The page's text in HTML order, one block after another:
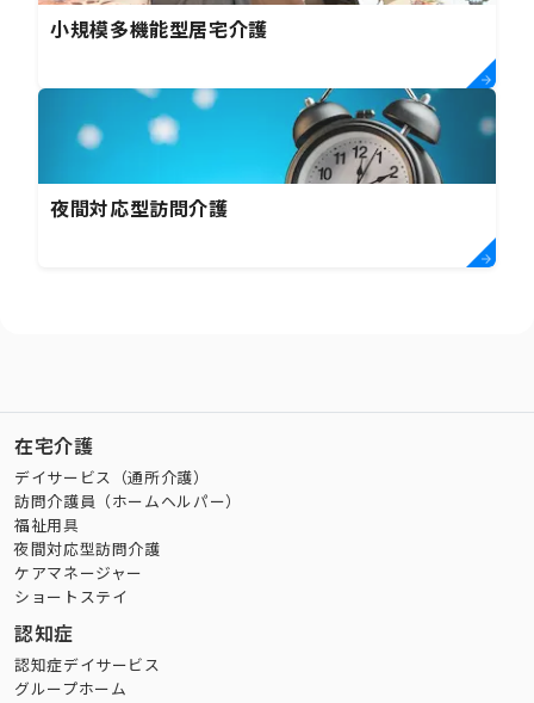
小規模多機能型居宅介護
夜間対応型訪問介護
在宅介護
デイサービス（通所介護）
訪問介護員（ホームヘルパー）
福祉用具
夜間対応型訪問介護
ケアマネージャー
ショートステイ
認知症
認知症デイサービス
グループホーム